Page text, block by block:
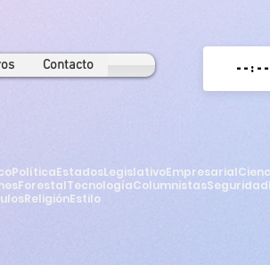
Contacto
PolíticaEstadosLegislativoEmpresarial
ForestalTecnologíaColumnistasSeguridad
ReligiónEstilo